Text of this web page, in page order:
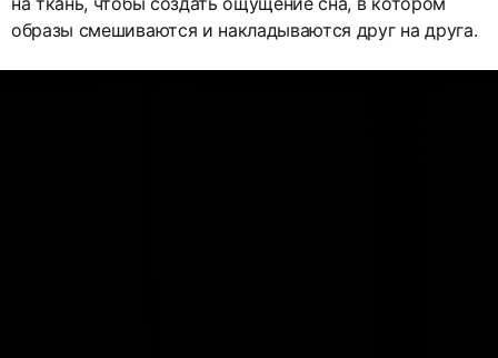
образы смешиваются и накладываются друг на друга.